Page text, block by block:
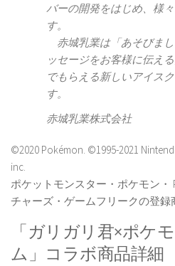
バーの開発をはじめ、様
す。
赤城乳業は「あそびま
ッセージをお客様に伝え
でもらえる新しいアイス
す。
赤城乳業株式会社
©2020 Pokémon. ©1995-2021
inc.
ポケットモンスター・ポケモン・
チャーズ・ゲームフリークの登録
「ガリガリ君×ポケ
ム」コラボ商品詳細